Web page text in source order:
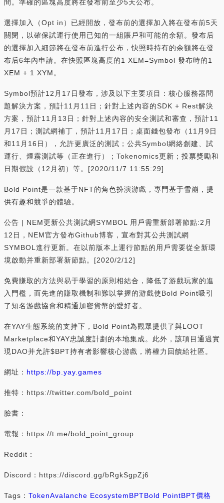
間。準確的區塊高度將在發布前至少5天公布。
選擇加入（Opt in）已經開放，發布前的選擇加入將在發布前5天
關閉，以確保試運行使用已知的一組賬戶和可能的余額。發布后
的選擇加入細節將在發布前進行公布，快照時持有的余額將在發
布后6年內申請。在快照區塊高度的1 XEM=Symbol 發布時的1
XEM + 1 XYM。
Symbol預計12月17日發布，涉及以下主要項目：核心服務器問
題解決方案，預計11月11日；針對上述內容的SDK + Rest解決
方案，預計11月13日；針對上述內容的安全測試和審查，預計11
月17日；測試網補丁，預計11月17日；桌面錢包發布（11月9日
和11月16日），允許更廣泛的測試；公共Symbol網絡創建、試
運行、煙霧測試等（正在進行）；Tokenomics更新；投票獎勵和
日期假設（12月初）等。[2020/11/7 11:55:29]
Bold Point是一款基于NFT的角色扮演游戲，專門基于雪崩，提
供有趣和競爭的體驗。
公告 | NEM更新公共測試網SYMBOL 用戶需重新部署節點:2月
12日，NEM官方發布Github博客，宣布對其公共測試網
SYMBOL進行更新。在以前版本上運行節點的用戶需要從全新環
境啟動并重新部署新節點。[2020/2/12]
免費賺取的方法與易于學習的原則相結合，降低了游戲玩家的進
入門檻，而先進的賺取機制和難以掌握的游戲使Bold Point吸引
了知名游戲協會和精通加密貨幣的愛好者。
在YAY生態系統的支持下，Bold Point為觀眾提供了與LOOT
Marketplace和YAY忠誠度計劃的本地集成。此外，該項目通過實
現DAO并允許$BPT持有者影響核心游戲，將權力回饋給社區。
網址： https://bp.yay.games
推特：https://twitter.com/bold_point
臉書：
電報：https://t.me/bold_point_group
Reddit：
Discord：https://discord.gg/bRgkSgpZj6
Tags： TokenAvalanche EcosystemBPTBold PointBPT價格